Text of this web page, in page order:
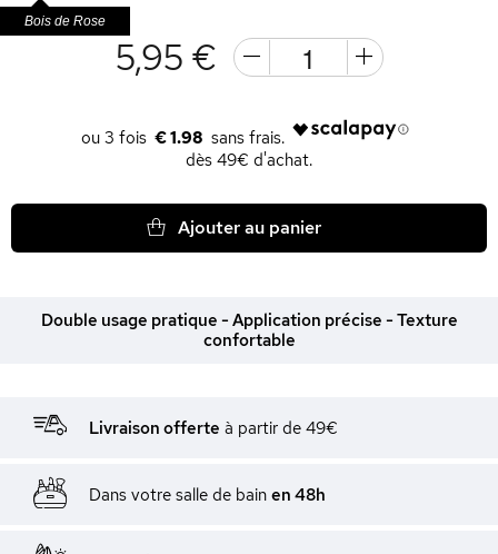
5,95 €
€ 1.98
dès 49€ d'achat.
Ajouter au panier
Double usage pratique - Application précise - Texture
confortable
Livraison offerte à partir de 49€
Dans votre salle de bain en 48h
Bois de Rose